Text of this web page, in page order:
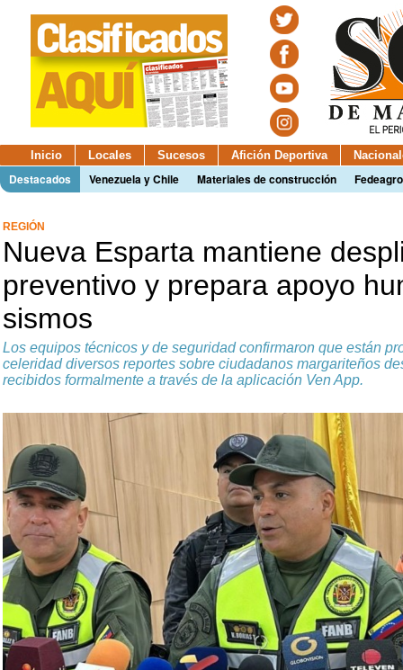
Inicio Locales Sucesos Afición Deportiva
Destacados Venezuela y Chile Materiales de construcción Fedeagro
REGIÓN
Nueva Esparta mantiene
preventivo y prepara apoyo
sismos
Los equipos técnicos y de seguridad confirmaron que están
celeridad diversos reportes sobre ciudadanos margariteños
recibidos formalmente a través de la aplicación Ven App.